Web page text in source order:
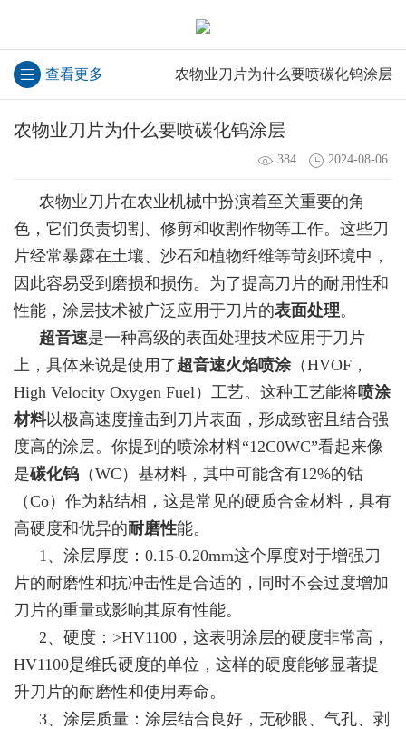
查看更多 农物业刀片为什么要喷碳化钨涂层
农物业刀片为什么要喷碳化钨涂层
384 2024-08-06
农物业刀片在农业机械中扮演着至关重要的角
色，它们负责切割、修剪和收割作物等工作。这些刀
片经常暴露在土壤、沙石和植物纤维等苛刻环境中，
因此容易受到磨损和损伤。为了提高刀片的耐用性和
性能，涂层技术被广泛应用于刀片的表面处理。
超音速是一种高级的表面处理技术应用于刀片
上，具体来说是使用了超音速火焰喷涂（HVOF，
High Velocity Oxygen Fuel）工艺。这种工艺能将喷涂
材料以极高速度撞击到刀片表面，形成致密且结合强
度高的涂层。你提到的喷涂材料“12C0WC”看起来像
是碳化钨 （WC）基材料，其中可能含有12%的钴
（Co）作为粘结相，这是常见的硬质合金材料，具有
高硬度和优异的耐磨性能。
1、涂层厚度：0.15-0.20mm这个厚度对于增强刀
片的耐磨性和抗冲击性是合适的，同时不会过度增加
刀片的重量或影响其原有性能。
2、硬度：>HV1100，这表明涂层的硬度非常高，
HV1100是维氏硬度的单位，这样的硬度能够显著提
升刀片的耐磨性和使用寿命。
3、涂层质量：涂层结合良好，无砂眼、气孔、剥